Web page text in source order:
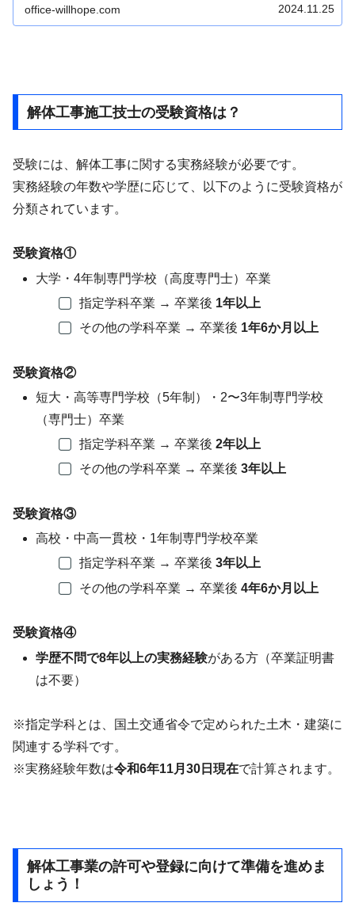
office-willhope.com 2024.11.25
解体工事施工技士の受験資格は？
受験には、解体工事に関する実務経験が必要です。
実務経験の年数や学歴に応じて、以下のように受験資格が
分類されています。
受験資格①
大学・4年制専門学校（高度専門士）卒業
指定学科卒業 → 卒業後 1年以上
その他の学科卒業 → 卒業後 1年6か月以上
受験資格②
短大・高等専門学校（5年制）・2〜3年制専門学校
（専門士）卒業
指定学科卒業 → 卒業後 2年以上
その他の学科卒業 → 卒業後 3年以上
受験資格③
高校・中高一貫校・1年制専門学校卒業
指定学科卒業 → 卒業後 3年以上
その他の学科卒業 → 卒業後 4年6か月以上
受験資格④
学歴不問で8年以上の実務経験がある方（卒業証明書
は不要）
※指定学科とは、国土交通省令で定められた土木・建築に
関連する学科です。
※実務経験年数は令和6年11月30日現在で計算されます。
解体工事業の許可や登録に向けて準備を進めま
しょう！